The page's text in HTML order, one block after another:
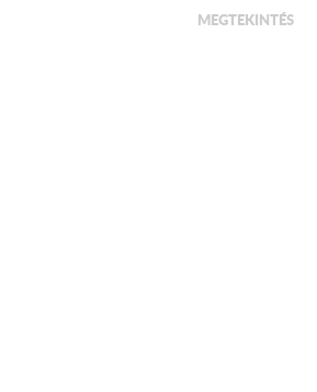
MEGTEKINTÉS